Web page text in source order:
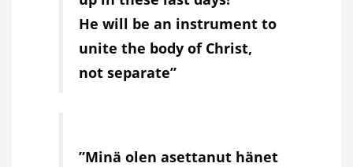
He will be an instrument to
unite the body of Christ,
not separate”
”Minä olen asettanut hänet